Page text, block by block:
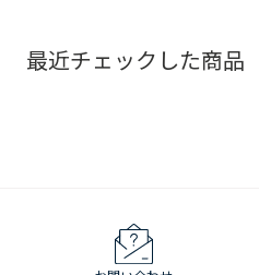
最近チェックした商品